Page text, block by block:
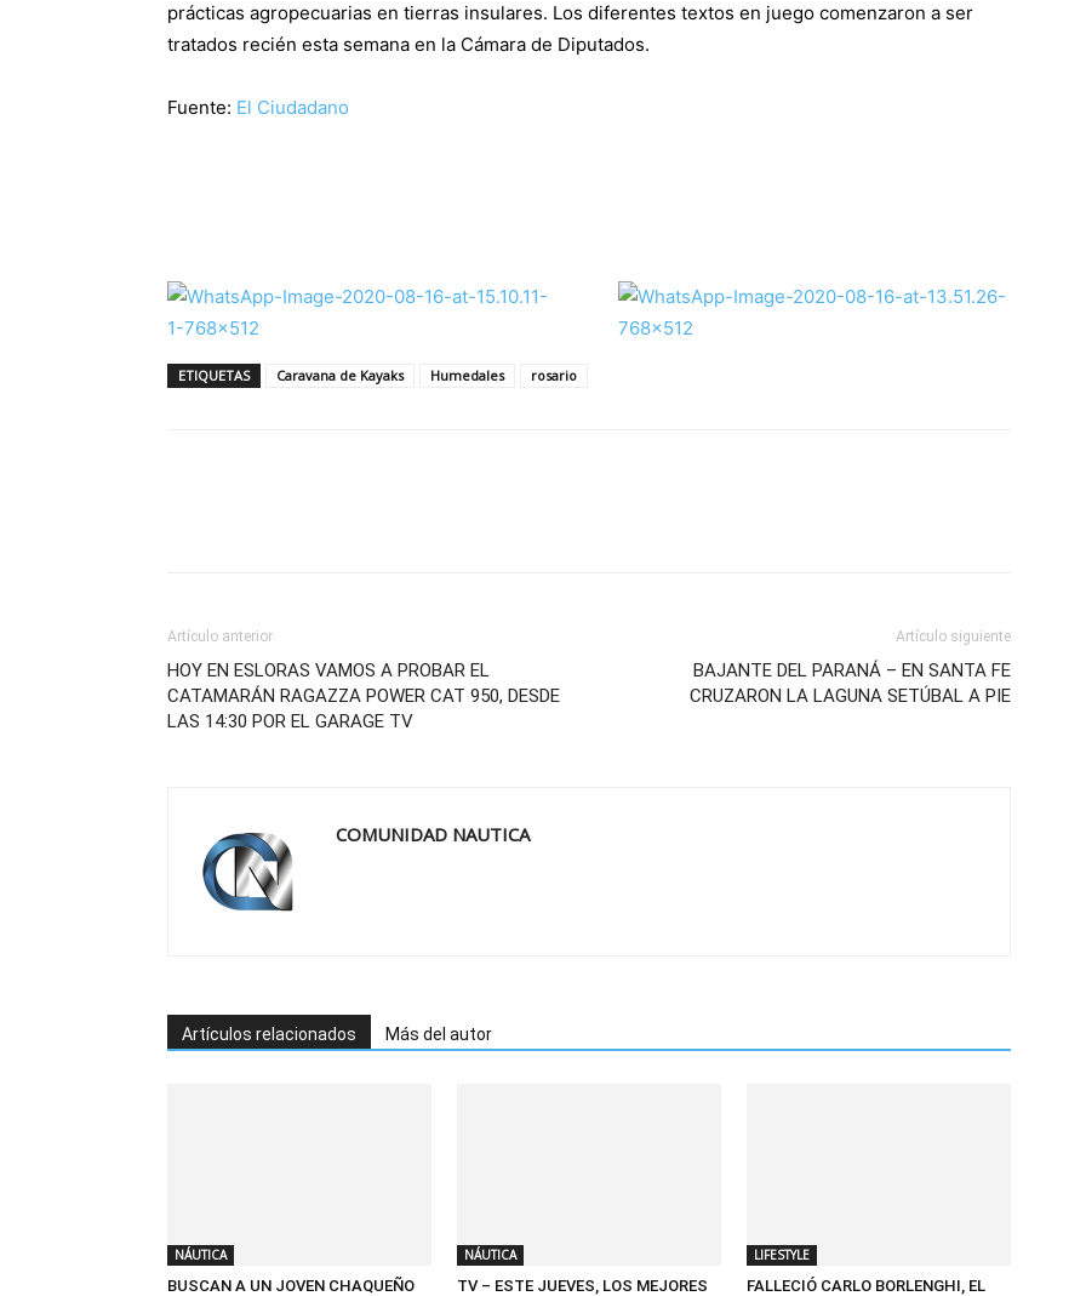
prácticas agropecuarias en tierras insulares. Los diferentes textos en juego comenzaron a ser
tratados recién esta semana en la Cámara de Diputados.
Fuente: El Ciudadano
ETIQUETAS Caravana de Kayaks Humedales rosario
Artículo anterior
HOY EN ESLORAS VAMOS A PROBAR EL
CATAMARÁN RAGAZZA POWER CAT 950, DESDE
LAS 14:30 POR EL GARAGE TV
Artículo siguiente
BAJANTE DEL PARANÁ – EN SANTA FE
CRUZARON LA LAGUNA SETÚBAL A PIE
COMUNIDAD NAUTICA
Artículos relacionados Más del autor
NÁUTICA
BUSCAN A UN JOVEN CHAQUEÑO
NÁUTICA
TV – ESTE JUEVES, LOS MEJORES
LIFESTYLE
FALLECIÓ CARLO BORLENGHI, EL